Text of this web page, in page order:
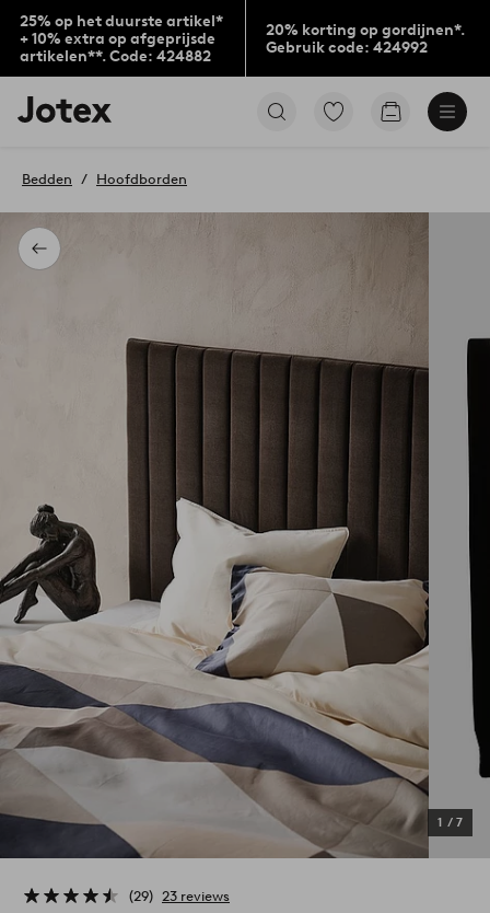
25% op het duurste artikel*
+ 10% extra op afgeprijsde
artikelen**. Code: 424882
20% korting op gordijnen*.
Gebruik code: 424992
Jotex
logo
to
home
page
Ga
Go
Terug
Bedden Hoofdborden
1 / 7
29 23 reviews